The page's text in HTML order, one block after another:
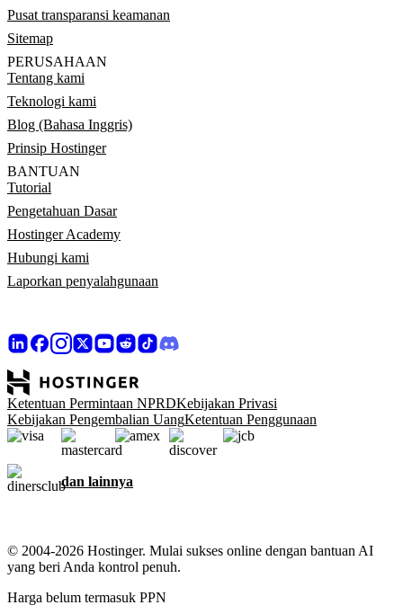
Pusat transparansi keamanan
Sitemap
PERUSAHAAN
Tentang kami
Teknologi kami
Blog (Bahasa Inggris)
Prinsip Hostinger
BANTUAN
Tutorial
Pengetahuan Dasar
Hostinger Academy
Hubungi kami
Laporkan penyalahgunaan
Ketentuan Permintaan NPRDKebijakan Privasi
Kebijakan Pengembalian UangKetentuan Penggunaan
dan lainnya
© 2004-2026 Hostinger. Mulai sukses online dengan bantuan AI
yang beri Anda kontrol penuh.
Harga belum termasuk PPN